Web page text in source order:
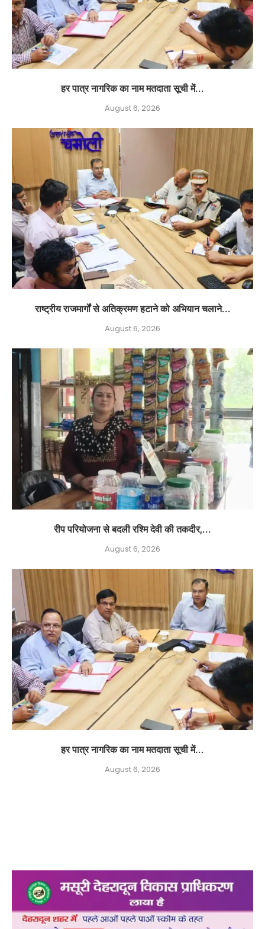
हर पात्र नागरिक का नाम मतदाता सूची में...
August 6, 2026
राष्ट्रीय राजमार्गों से अतिक्रमण हटाने को अभियान चलाने...
August 6, 2026
रीप परियोजना से बदली रश्मि देवी की तकदीर,...
August 6, 2026
हर पात्र नागरिक का नाम मतदाता सूची में...
August 6, 2026